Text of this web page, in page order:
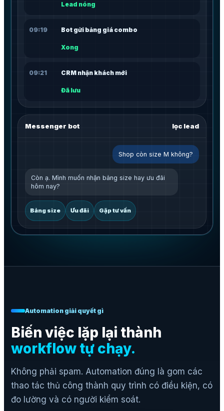
Lead nóng
09:19 Bot gửi bảng giá combo
Xong
09:21 CRM nhận khách mới
Đã lưu
Messenger bot lọc lead
Shop còn size M không?
Còn ạ. Mình muốn nhận bảng size hay ưu đãi
hôm nay?
Bảng size Ưu đãi Gặp tư vấn
Automation giải quyết gì
Biến việc lặp lại thành
workflow tự chạy.
Không phải spam. Automation đúng là gom các
thao tác thủ công thành quy trình có điều kiện, có
đo lường và có người kiểm soát.